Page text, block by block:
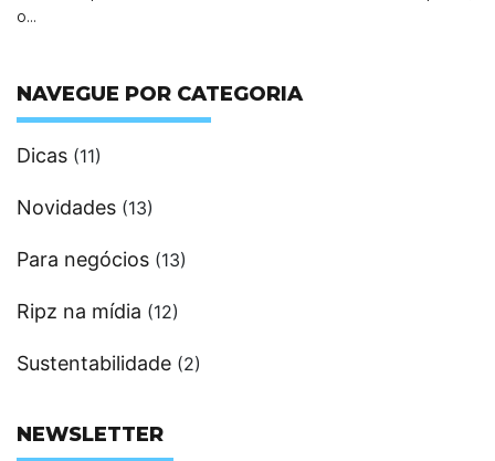
o…
NAVEGUE POR CATEGORIA
Dicas (11)
Novidades (13)
Para negócios (13)
Ripz na mídia (12)
Sustentabilidade (2)
NEWSLETTER